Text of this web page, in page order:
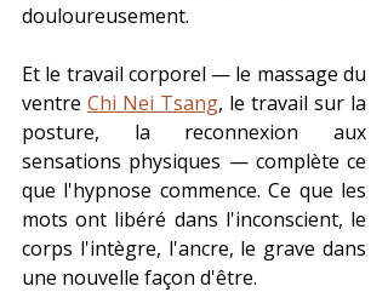
douloureusement.
Et le travail corporel — le massage du
ventre Chi Nei Tsang, le travail sur la
posture, la reconnexion aux
sensations physiques — complète ce
que l'hypnose commence. Ce que les
mots ont libéré dans l'inconscient, le
corps l'intègre, l'ancre, le grave dans
une nouvelle façon d'être.